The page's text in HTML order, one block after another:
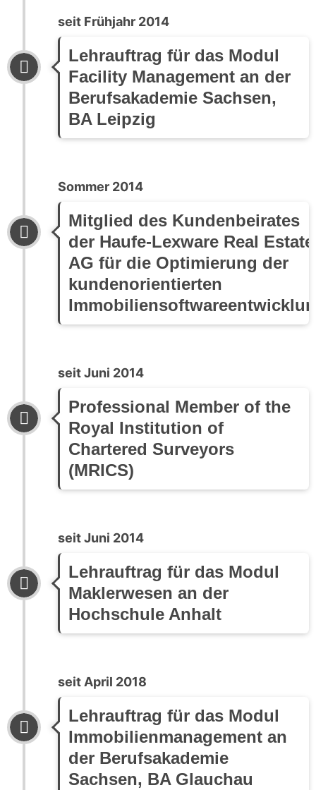
seit Frühjahr 2014
Lehrauftrag für das Modul
Facility Management an der
Berufsakademie Sachsen,
BA Leipzig
Sommer 2014
Mitglied des Kundenbeirates
der Haufe-Lexware Real Estate
AG für die Optimierung der
kundenorientierten
seit Juni 2014
Professional Member of the
Royal Institution of
Chartered Surveyors
(MRICS)
seit Juni 2014
Lehrauftrag für das Modul
Maklerwesen an der
Hochschule Anhalt
seit April 2018
Lehrauftrag für das Modul
Immobilienmanagement an
der Berufsakademie
Sachsen, BA Glauchau